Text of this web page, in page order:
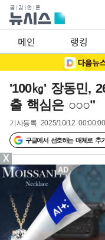
메인 랭킹
'100㎏' 장동민,
출 핵심은 ○○○"
기사등록 2025/10/12 00:00:00
구글에서 선호하는 매체로 추
X